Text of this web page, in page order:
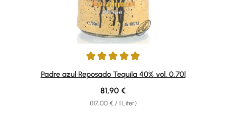
Durchschnittliche Bewertung von 4.95 von 5 Sternen
Padre azul Reposado Tequila 40% vol. 0,70l
(117,00 € / 1 Liter)
Regulärer Preis:
81,90 €